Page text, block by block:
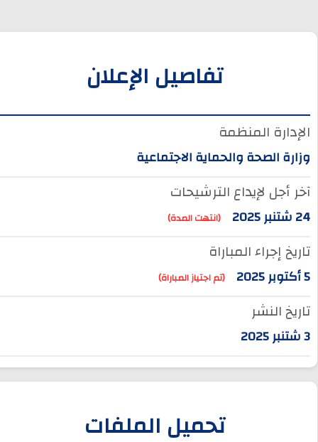
تفاصيل الإعلان
الإدارة المنظمة
وزارة الصحة والحماية الاجتماعية
آخر أجل لإيداع الترشيحات
24 شتنبر 2025 (انتهت المدة)
تاريخ إجراء المباراة
(تم اجتياز المباراة)
تاريخ النشر
تحميل الملفات